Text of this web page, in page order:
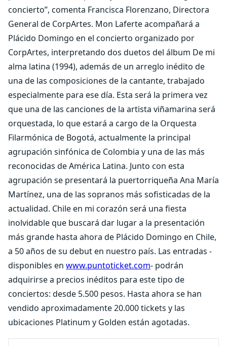
concierto”, comenta Francisca Florenzano, Directora
General de CorpArtes. Mon Laferte acompañará a
Plácido Domingo en el concierto organizado por
CorpArtes, interpretando dos duetos del álbum De mi
alma latina (1994), además de un arreglo inédito de
una de las composiciones de la cantante, trabajado
especialmente para ese día. Esta será la primera vez
que una de las canciones de la artista viñamarina será
orquestada, lo que estará a cargo de la Orquesta
Filarmónica de Bogotá, actualmente la principal
agrupación sinfónica de Colombia y una de las más
reconocidas de América Latina. Junto con esta
agrupación se presentará la puertorriqueña Ana María
Martínez, una de las sopranos más sofisticadas de la
actualidad. Chile en mi corazón será una fiesta
inolvidable que buscará dar lugar a la presentación
más grande hasta ahora de Plácido Domingo en Chile,
a 50 años de su debut en nuestro país. Las entradas -
disponibles en www.puntoticket.com- podrán
adquirirse a precios inéditos para este tipo de
conciertos: desde 5.500 pesos. Hasta ahora se han
vendido aproximadamente 20.000 tickets y las
ubicaciones Platinum y Golden están agotadas.